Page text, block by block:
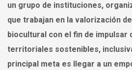
un grupo de instituciones,
que trabajan en la valorización
biocultural con el fin de impulsar
territoriales sostenibles,
principal meta es llegar a un